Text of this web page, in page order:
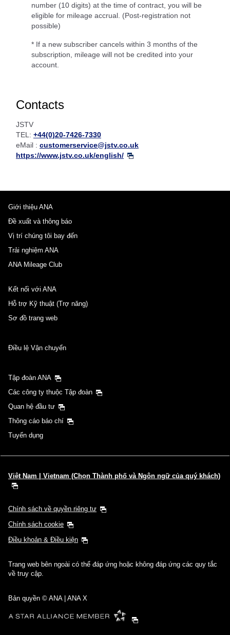
number (10 digits) at the time of contract, you will be
eligible for mileage accrual. (Post-registration not
possible)
* If a new subscriber cancels within 3 months of the
subscription, mileage will not be credited into your
account.
Contacts
JSTV
TEL: +44(0)20-7426-7330
eMail : customerservice@jstv.co.uk
https://www.jstv.co.uk/english/
Giới thiệu ANA
Đề xuất và thông báo
Vị trí chúng tôi bay đến
Trải nghiệm ANA
ANA Mileage Club
Kết nối với ANA
Hỗ trợ Kỹ thuật (Trợ năng)
Sơ đồ trang web
Điều lệ Vận chuyển
Tập đoàn ANA
Các công ty thuộc Tập đoàn
Quan hệ đầu tư
Thông cáo báo chí
Tuyển dụng
Việt Nam | Vietnam (Chọn Thành phố và Ngôn ngữ của quý khách)
Chính sách về quyền riêng tư
Chính sách cookie
Điều khoản & Điều kiện
Trang web bên ngoài có thể đáp ứng hoặc không đáp ứng các quy tắc
về truy cập.
Bản quyền © ANA | ANA X